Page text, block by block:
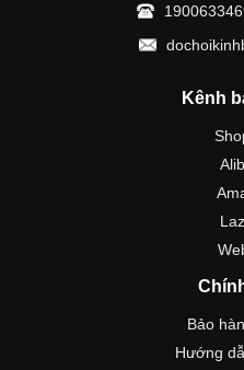
Kênh
Bảo
Hướng